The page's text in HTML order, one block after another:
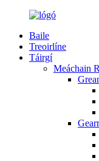
Baile
Treoirlíne
Táirgí
Meáchain